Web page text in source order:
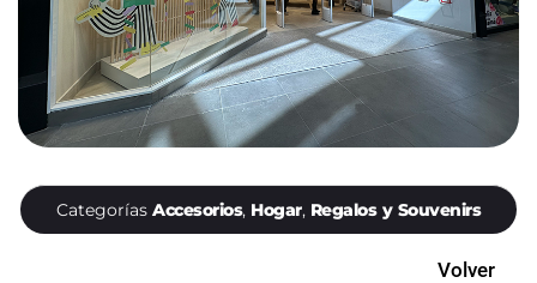
Categorías Accesorios, Hogar, Regalos y Souvenirs
Volver